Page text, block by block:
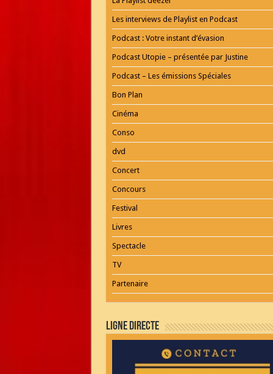
Les interviews de Playlist en Podcast
Podcast : Votre instant d’évasion
Podcast Utopie – présentée par Justine
Podcast – Les émissions Spéciales
Bon Plan
Cinéma
Conso
dvd
Concert
Concours
Festival
Livres
Spectacle
TV
Partenaire
Ligne Directe